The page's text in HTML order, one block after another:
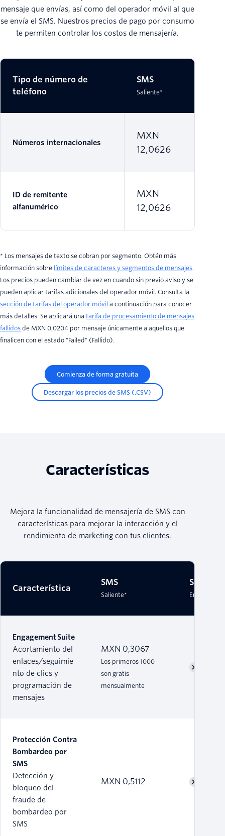
mensaje que envías, así como del operador móvil al que
se envía el SMS. Nuestros precios de pago por consumo
te permiten controlar los costos de mensajería.
Tipo de número de
teléfono
SMS
Saliente*
Números internacionales
MXN
12,0626
ID de remitente
alfanumérico
MXN
12,0626
* Los mensajes de texto se cobran por segmento. Obtén más
información sobre límites de caracteres y segmentos de mensajes.
Los precios pueden cambiar de vez en cuando sin previo aviso y se
pueden aplicar tarifas adicionales del operador móvil. Consulta la
sección de tarifas del operador móvil a continuación para conocer
más detalles. Se aplicará una tarifa de procesamiento de mensajes
fallidos de MXN 0,0204 por mensaje únicamente a aquellos que
finalicen con el estado "Failed" (Fallido).
Comienza de forma gratuita
Descargar los precios de SMS (.CSV)
Características
Mejora la funcionalidad de mensajería de SMS con
características para mejorar la interacción y el
rendimiento de marketing con tus clientes.
Característica
SMS
Saliente*
SMS
Entrante*
Engagement Suite
Acortamiento del
enlaces/seguimie
nto de clics y
programación de
mensajes
MXN 0,3067
Los primeros 1000
son gratis
mensualmente
Protección Contra
Bombardeo por
SMS
Detección y
bloqueo del
fraude de
bombardeo por
SMS
MXN 0,5112